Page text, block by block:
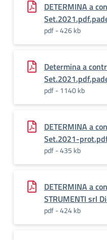
DETERMINA a
pdf - 426 kb
Determina a
pdf - 1140 kb
DETERMINA a
Set.2021-
pdf - 435 kb
DETERMINA a
STRUMENTI srl
pdf - 424 kb